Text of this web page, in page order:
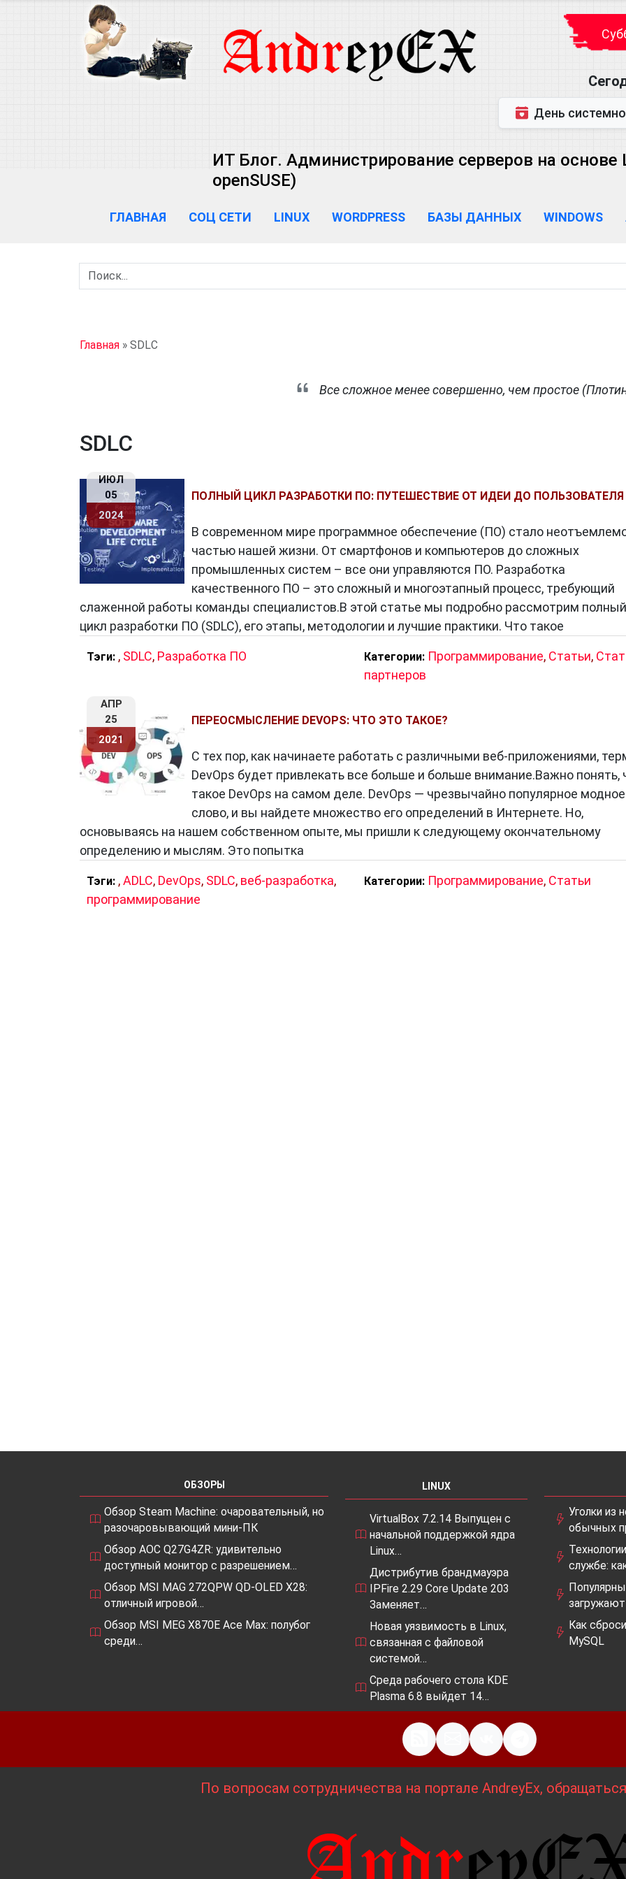
День системного
ИТ Блог. Администрирование серверов на основе
openSUSE)
ГЛАВНАЯ СОЦ СЕТИ LINUX WORDPRESS БАЗЫ ДАННЫХ WINDOWS
Главная » SDLC
Все сложное менее совершенно, чем простое
SDLC
ИЮЛ
05
2024
ПОЛНЫЙ ЦИКЛ РАЗРАБОТКИ ПО: ПУТЕШЕСТВИЕ ОТ ИДЕИ ДО ПОЛЬЗОВАТЕЛЯ
В современном мире программное обеспечение (ПО) стало
частью нашей жизни. От смартфонов и компьютеров до сложных
промышленных систем – все они управляются ПО. Разработка
качественного ПО – это сложный и многоэтапный процесс, требующий
слаженной работы команды специалистов.В этой статье мы подробно рассмотрим полный
цикл разработки ПО (SDLC), его этапы, методологии и лучшие практики. Что такое
Тэги: , SDLC, Разработка ПО Категории: Программирование, Статьи,
партнеров
АПР
25
2021
ПЕРЕОСМЫСЛЕНИЕ DEVOPS: ЧТО ЭТО ТАКОЕ?
С тех пор, как начинаете работать с различными веб-приложениями,
DevOps будет привлекать все больше и больше внимание.Важно понять,
такое DevOps на самом деле. DevOps — чрезвычайно популярное модное
слово, и вы найдете множество его определений в Интернете. Но,
основываясь на нашем собственном опыте, мы пришли к следующему окончательному
определению и мыслям. Это попытка
Тэги: ,ADLC, DevOps, SDLC, веб-разработка,
программирование
Категории: Программирование, Статьи
ОБЗОРЫ
Обзор Steam Machine: очаровательный, но
разочаровывающий мини-ПК
Обзор AOC Q27G4ZR: удивительно
доступный монитор с разрешением…
Обзор MSI MAG 272QPW QD-OLED X28:
отличный игровой…
Обзор MSI MEG X870E Ace Max: полубог
среди…
LINUX
VirtualBox 7.2.14 Выпущен с
начальной поддержкой ядра
Linux…
Дистрибутив брандмауэра
IPFire 2.29 Core Update 203
Заменяет…
Новая уязвимость в Linux,
связанная с файловой
системой…
Среда рабочего стола KDE
Plasma 6.8 выйдет 14…
Уголки из
обычных
службе:
Как
MySQL
По вопросам сотрудничества на портале AndreyEx,